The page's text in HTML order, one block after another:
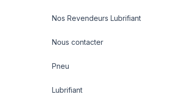
Nos Revendeurs Lubrifiant
Nous contacter
Pneu
Lubrifiant